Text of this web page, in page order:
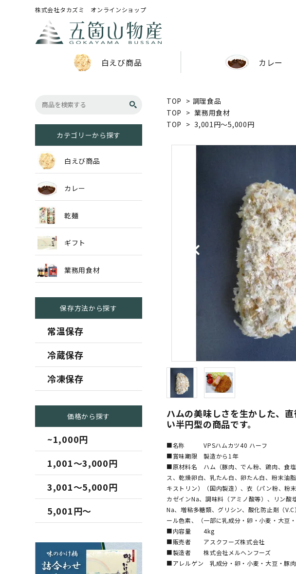
株式会社タカズミ オンラインショップ
白えび商品 カレー
TOP > 調理食品
TOP > 業務用食材
TOP > 3,001円～5,000円
ハムの美味しさを生かした、
い半円型の商品です。
■名称 VPSハムカツ40 ハーフ
■賞味期限 製造から1年
■原材料名 ハム（豚肉、でん粉、鶏肉、食
ス、乾燥卵白、乳たん白、卵たん白、粉末油
キストリン）（国内製造）、衣（パン粉、粉
カゼインNa、調味料（アミノ酸等）、リン酸
Na、増粘多糖類、グリシン、酸化防止剤（
ール色素、（一部に乳成分・卵・小麦・大豆
■内容量 4kg
■販売者 アスクフーズ株式会社
■製造者 株式会社メルヘンフーズ
■アレルゲン 乳成分・卵・小麦・大豆・豚
カテゴリーから探す
白えび商品
カレー
乾麺
ギフト
業務用食材
保存方法から探す
常温保存
冷蔵保存
冷凍保存
価格から探す
~1,000円
1,001～3,000円
3,001～5,000円
5,001円～